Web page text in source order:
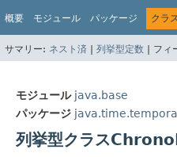
概要 モジュール パッケージ クラ
サマリー: ネスト済 | 列挙型定数 | フィ
モジュール java.base
パッケージ
列挙型クラス